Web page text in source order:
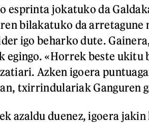
esprinta jokatuko da
bilakatuko da arretagune
igo beharko dute.
egingo. «Horrek beste ukitu
Azken igoera
txirrindulariak Ganguren
azaldu duenez, igoera